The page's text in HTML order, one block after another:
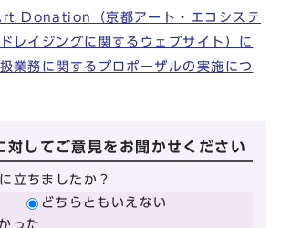
Donation（京都アート・エコシステ
レイジングに関するウェブサイト）に
業務に関するプロポーザルの実施につ
対してご意見をお聞かせください
立ちましたか？
どちらともいえない
った